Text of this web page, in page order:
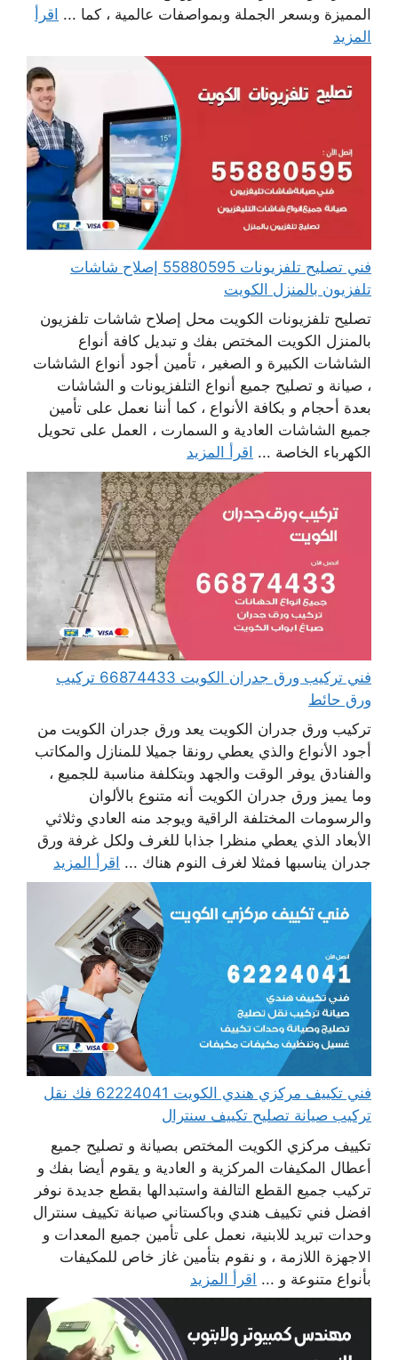
المميزة وبسعر الجملة وبمواصفات عالمية ، كما ... اقرأ
المزيد
فني تصليح تلفزيونات 55880595 إصلاح شاشات
تلفزيون بالمنزل الكويت
تصليح تلفزيونات الكويت محل إصلاح شاشات تلفزيون
بالمنزل الكويت المختص بفك و تبديل كافة أنواع
الشاشات الكبيرة و الصغير ، تأمين أجود أنواع الشاشات
، صيانة و تصليح جميع أنواع التلفزيونات و الشاشات
بعدة أحجام و بكافة الأنواع ، كما أننا نعمل على تأمين
جميع الشاشات العادية و السمارت ، العمل على تحويل
الكهرباء الخاصة ... اقرأ المزيد
فني تركيب ورق جدران الكويت 66874433 تركيب
ورق حائط
تركيب ورق جدران الكويت يعد ورق جدران الكويت من
أجود الأنواع والذي يعطي رونقا جميلا للمنازل والمكاتب
والفنادق يوفر الوقت والجهد وبتكلفة مناسبة للجميع ،
وما يميز ورق جدران الكويت أنه متنوع بالألوان
والرسومات المختلفة الراقية ويوجد منه العادي وثلاثي
الأبعاد الذي يعطي منظرا جذابا للغرف ولكل غرفة ورق
جدران يناسبها فمثلا لغرف النوم هناك ... اقرأ المزيد
فني تكييف مركزي هندي الكويت 62224041 فك نقل
تركيب صيانة تصليح تكييف سنترال
تكييف مركزي الكويت المختص بصيانة و تصليح جميع
أعطال المكيفات المركزية و العادية و يقوم أيضا بفك و
تركيب جميع القطع التالفة واستبدالها بقطع جديدة نوفر
افضل فني تكييف هندي وباكستاني صيانة تكييف سنترال
وحدات تبريد للابنية، نعمل على تأمين جميع المعدات و
الاجهزة اللازمة ، و نقوم بتأمين غاز خاص للمكيفات
بأنواع متنوعة و ... اقرأ المزيد